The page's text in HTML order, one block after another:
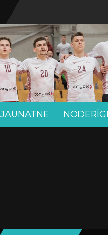
JAUNATNE NODERĪGI